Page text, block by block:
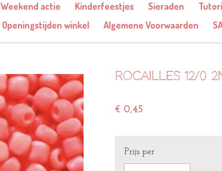
Weekend actie Kinderfeestjes Sieraden
Openingstijden winkel Algemene Voorwaarden
Rocailles 12/0
€ 0,45
Prijs per